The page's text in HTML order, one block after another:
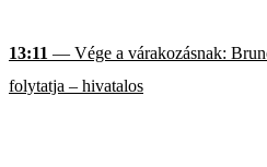
13:11 — Vége a várakozásnak:
folytatja – hivatalos